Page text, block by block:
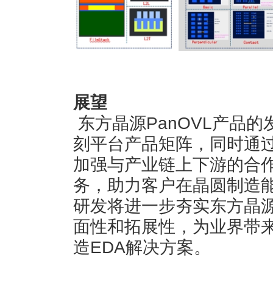
展望
东方晶源PanOVL产品
刻平台产品矩阵，同时通
加强与产业链上下游的合
务，助力客户在晶圆制造
研发将进一步夯实东方晶
面性和拓展性，为业界带
造EDA解决方案。